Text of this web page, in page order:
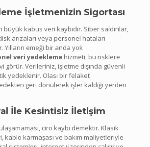
İşletmenizin Sigortası
kabus veri kaybıdır. Siber saldırılar,
arızaları veya personel hataları
emeği bir anda yok
veri yedeklemehizmeti, bu risklere
görür. Verileriniz, işletme dışında güvenli
yedeklenir. Olası bir felaket
geri dönülerek işler kaldığı yerden
İle Kesintisiz İletişim
ciro kaybı demektir. Klasik
karmaşası ve bakım maliyetleriyle